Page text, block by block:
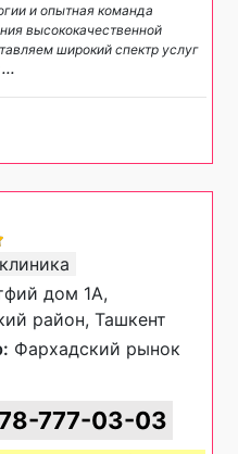
и опытная команда
высококачественной
широкий спектр услуг
...
дом 1А,
район, Ташкент
Фархадский рынок
777-03-03